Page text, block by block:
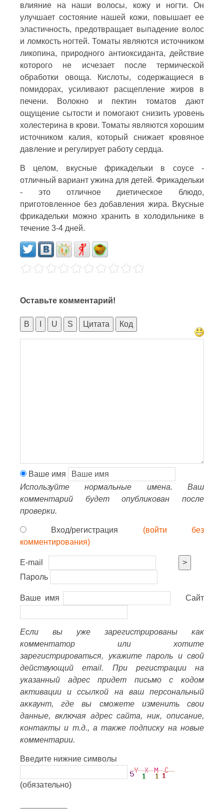
влияние на наши волосы, кожу и ногти. Он
улучшает состояние нашей кожи, повышает ее
эластичность, предотвращает выпадение волос
и ломкость ногтей. Томаты являются источником
ликопина, природного антиоксиданта, действие
которого не исчезает после термической
обработки овоща. Кислоты, содержащиеся в
помидорах, усиливают расщепление жиров в
печени. Волокно и пектин томатов дают
ощущение сытости и помогают снизить уровень
холестерина в крови. Томаты являются хорошим
источником калия, который снижает кровяное
давление и регулирует работу сердца.
В целом, вкусные фрикадельки в соусе -
отличный вариант ужина для детей. Фрикадельки
- это отличное диетическое блюдо,
приготовленное без добавления жира. Вкусные
фрикадельки можно хранить в холодильнике в
течение 3-4 дней.
Оставьте комментарий!
B U S Цитата Код
Ваше имя
Используйте нормальные имена. Ваш
комментарий будет опубликован после
проверки.
Вход/регистрация (войти без
комментирования)
E-mail
>
Пароль
Ваше имя Сайт
Если вы уже зарегистрированы как
комментатор или хотите
зарегистрироваться, укажите пароль и свой
действующий email. При регистрации на
указанный адрес придет письмо с кодом
активации и ссылкой на ваш персональный
аккаунт, где вы сможете изменить свои
данные, включая адрес сайта, ник, описание,
контакты и т.д., а также подписку на новые
комментарии.
Введите нижние символы
(обязательно)